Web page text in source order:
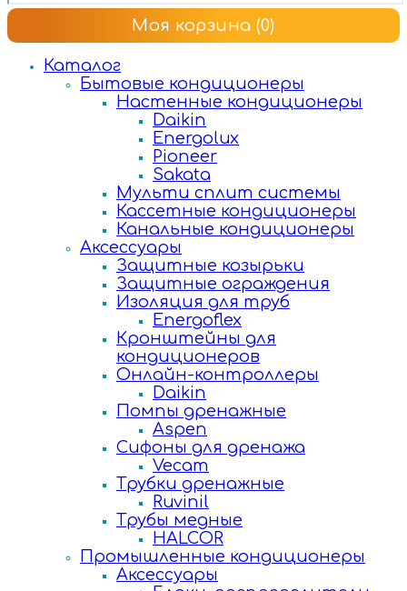
Моя корзина (0)
Каталог
Бытовые кондиционеры
Настенные кондиционеры
Daikin
Energolux
Pioneer
Sakata
Мульти сплит системы
Кассетные кондиционеры
Канальные кондиционеры
Аксессуары
Защитные козырьки
Защитные ограждения
Изоляция для труб
Energoflex
Кронштейны для
кондиционеров
Онлайн-контроллеры
Daikin
Помпы дренажные
Aspen
Сифоны для дренажа
Vecam
Трубки дренажные
Ruvinil
Трубы медные
HALCOR
Промышленные кондиционеры
Аксессуары